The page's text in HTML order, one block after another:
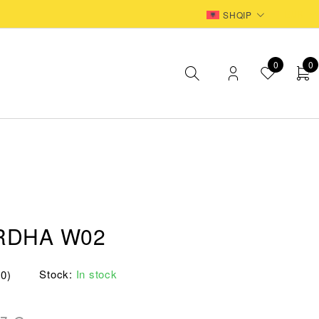
SHQIP
0 0
W02
Stock: In stock